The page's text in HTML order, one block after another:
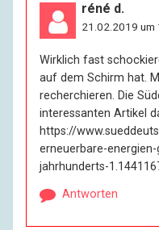
réné d.
21.02.2019 um
Wirklich fast
auf dem Schirm hat.
recherchieren. Die
interessanten Artikel
https://
erneuerbare-
jahrhunderts-
Antworten